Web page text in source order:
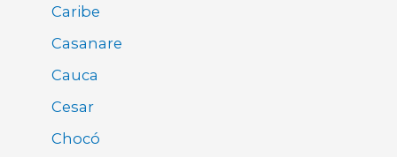
Caribe
Casanare
Cauca
Cesar
Chocó